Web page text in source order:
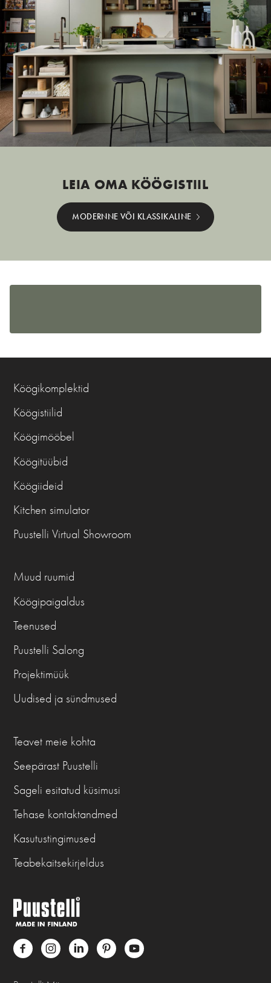
LEIA OMA KÖÖGISTIIL
MODERNNE VÕI KLASSIKALINE
Köögikomplektid
Köögistiilid
Köögimööbel
Köögitüübid
Köögiideid
Kitchen simulator
Puustelli Virtual Showroom
Muud ruumid
Köögipaigaldus
Teenused
Puustelli Salong
Projektimüük
Uudised ja sündmused
Teavet meie kohta
Seepärast Puustelli
Sageli esitatud küsimusi
Tehase kontaktandmed
Kasutustingimused
Teabekaitsekirjeldus